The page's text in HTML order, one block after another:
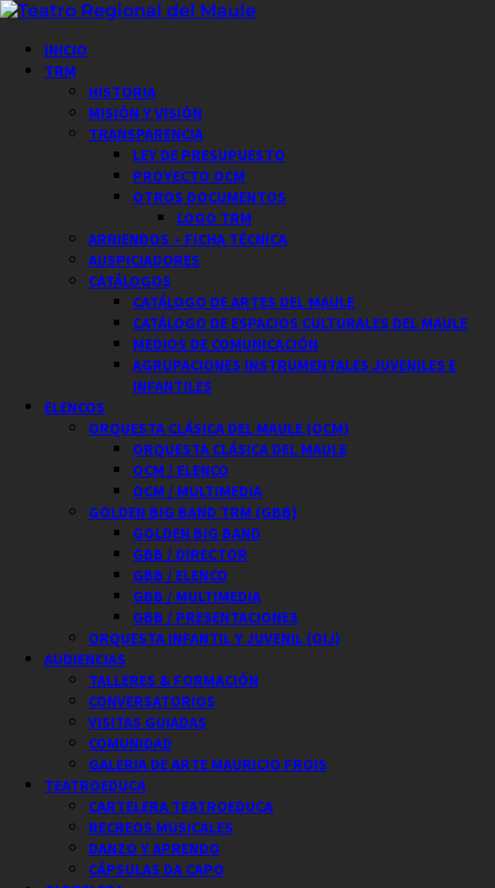
Saltar
contenido
Menú
principal
INICIO
TRM
HISTORIA
MISIÓN Y VISIÓN
TRANSPARENCIA
LEY DE PRESUPUESTO
PROYECTO OCM
OTROS DOCUMENTOS
LOGO TRM
ARRIENDOS – FICHA TÉCNICA
AUSPICIADORES
CATÁLOGOS
CATÁLOGO DE ARTES DEL MAULE
CATÁLOGO DE ESPACIOS CULTURALES DEL MAULE
MEDIOS DE COMUNICACIÓN
AGRUPACIONES INSTRUMENTALES JUVENILES E
INFANTILES
ELENCOS
ORQUESTA CLÁSICA DEL MAULE (OCM)
ORQUESTA CLÁSICA DEL MAULE
OCM / ELENCO
OCM / MULTIMEDIA
GOLDEN BIG BAND TRM (GBB)
GOLDEN BIG BAND
GBB / DIRECTOR
GBB / ELENCO
GBB / MULTIMEDIA
GBB / PRESENTACIONES
ORQUESTA INFANTIL Y JUVENIL (OIJ)
AUDIENCIAS
TALLERES & FORMACIÓN
CONVERSATORIOS
VISITAS GUIADAS
COMUNIDAD
GALERIA DE ARTE MAURICIO FROIS
TEATROEDUCA
CARTELERA TEATROEDUCA
RECREOS MUSICALES
DANZO Y APRENDO
CÁPSULAS DA CAPO